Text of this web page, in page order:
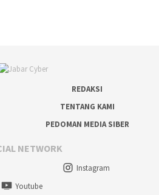
REDAKSI
TENTANG KAMI
PEDOMAN MEDIA SIBER
NETWORK
Instagram
Youtube